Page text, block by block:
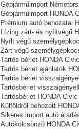
Gépjárműimport
Gépjárműimport HONDA
Prémium autó behozatal
Lízing zárt- és nyíltvégű
Nyílt végű
Zárt végű
Tartós bérlet HONDA
Tartós bérlet ajánlatok
Tartós bérlet
Tartósbérlet
Tartósbérlet HONDA
Külföldről behozott
Sikeres import autó
Autókölcsönző HONDA